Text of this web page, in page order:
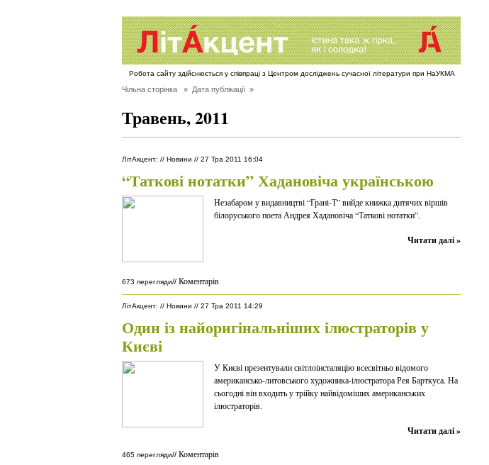
Робота сайту здійснюється у співпраці з Центром досліджень сучасної літератури при НаУКМА
Чільна сторінка » Дата публікації »
Травень, 2011
ЛітАкцент: // Новини // 27 Тра 2011 16:04
“Таткові нотатки” Хадановіча українською
Незабаром у видавництві “Грані-Т” вийде книжка дитячих віршів
білоруського поета Андрея Хадановіча “Таткові нотатки”.
Читати далі »
673 перегляди// Коментарів
ЛітАкцент: // Новини // 27 Тра 2011 14:29
Один із найоригінальніших ілюстраторів у
Києві
У Києві презентували світлоінсталяцію всесвітньо відомого
американсько-литовського художника-ілюстратора Рея Барткуса. На
сьогодні він входить у трійку найвідоміших американських
ілюстраторів.
Читати далі »
465 перегляди// Коментарів